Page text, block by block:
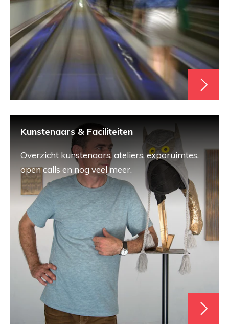
Kunstenaars & Faciliteiten
Overzicht kunstenaars, ateliers, exporuimtes,
open calls en nog veel meer.